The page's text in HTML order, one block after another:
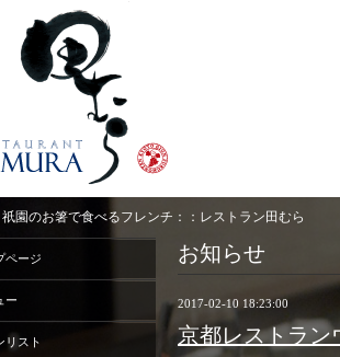
園のお箸で食べるフレンチ：：レストラン田むら
お知らせ
2017-02-10 18:23:00
京都レストラン
ページ
ー
リスト